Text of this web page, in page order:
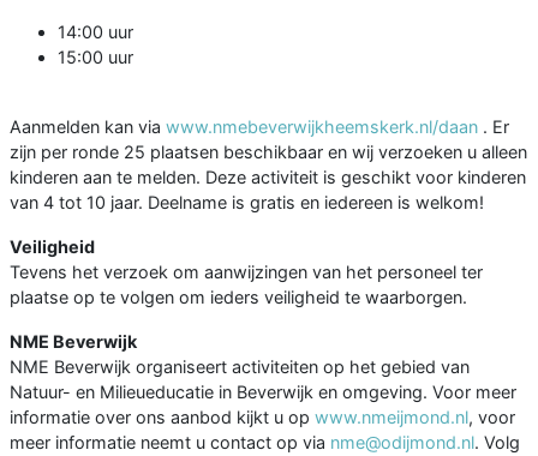
14:00 uur
15:00 uur
Aanmelden kan via www.nmebeverwijkheemskerk.nl/daan . Er
zijn per ronde 25 plaatsen beschikbaar en wij verzoeken u alleen
kinderen aan te melden. Deze activiteit is geschikt voor kinderen
van 4 tot 10 jaar. Deelname is gratis en iedereen is welkom!
Veiligheid
Tevens het verzoek om aanwijzingen van het personeel ter
plaatse op te volgen om ieders veiligheid te waarborgen.
NME Beverwijk
NME Beverwijk organiseert activiteiten op het gebied van
Natuur- en Milieueducatie in Beverwijk en omgeving. Voor meer
informatie over ons aanbod kijkt u op www.nmeijmond.nl, voor
meer informatie neemt u contact op via nme@odijmond.nl. Volg